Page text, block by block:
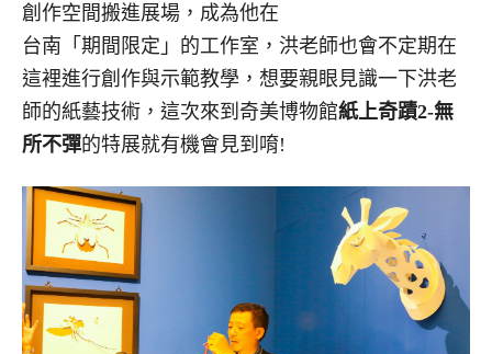
創作空間搬進展場，成為他在
台南「期間限定」的工作室，洪老師也會不定期在
這裡進行創作與示範教學，想要親眼見識一下洪老
師的紙藝技術，這次來到奇美博物館紙上奇蹟2-無
所不彈的特展就有機會見到唷!